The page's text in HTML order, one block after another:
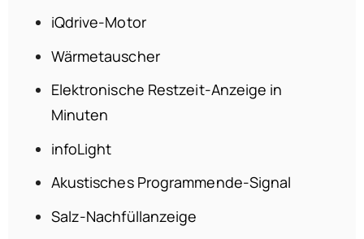
iQdrive-Motor
Wärmetauscher
Elektronische Restzeit-Anzeige in
Minuten
infoLight
Akustisches Programmende-Signal
Salz-Nachfüllanzeige